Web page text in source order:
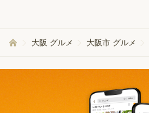
大阪 グルメ 大阪市 グルメ